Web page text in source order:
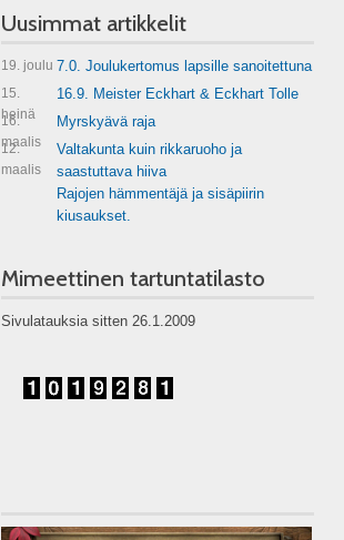
Uusimmat artikkelit
19. joulu 7.0. Joulukertomus lapsille sanoitettuna
15.
heinä
16.9. Meister Eckhart & Eckhart Tolle
16.
maalis
Myrskyävä raja
12.
maalis
Valtakunta kuin rikkaruoho ja
saastuttava hiiva
Rajojen hämmentäjä ja sisäpiirin
kiusaukset.
Mimeettinen tartuntatilasto
Sivulatauksia sitten 26.1.2009